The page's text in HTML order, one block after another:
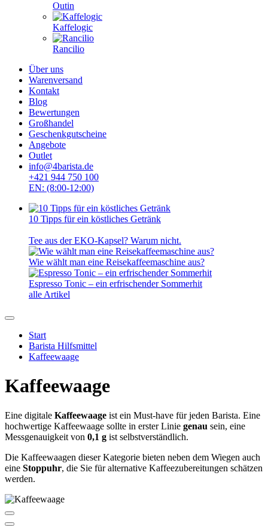
Outin
Kaffelogic
Rancilio
Über uns
Warenversand
Kontakt
Blog
Bewertungen
Großhandel
Geschenkgutscheine
Angebote
Outlet
info@4barista.de
+421 944 750 100
EN: (8:00-12:00)
10 Tipps für ein köstliches Getränk
Tee aus der EKO-Kapsel? Warum nicht.
Wie wählt man eine Reisekaffeemaschine aus?
Espresso Tonic – ein erfrischender Sommerhit
alle Artikel
Start
Barista Hilfsmittel
Kaffeewaage
Kaffeewaage
Eine digitale Kaffeewaage ist ein Must-have für jeden Barista. Eine
hochwertige Kaffeewaage sollte in erster Linie genau sein, eine
Messgenauigkeit von 0,1 g ist selbstverständlich.
Die Kaffeewaagen dieser Kategorie bieten neben dem Wiegen auch
eine Stoppuhr, die Sie für alternative Kaffeezubereitungen schätzen
werden.